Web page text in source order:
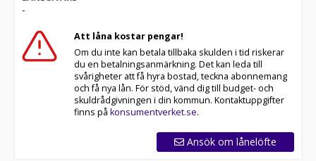
-
Att låna kostar pengar!
Om du inte kan betala tillbaka skulden i tid riskerar
du en betalningsanmärkning. Det kan leda till
svårigheter att få hyra bostad, teckna abonnemang
och få nya lån. För stöd, vänd dig till budget- och
skuldrådgivningen i din kommun. Kontaktuppgifter
finns på konsumentverket.se.
Ansök om lånelöfte